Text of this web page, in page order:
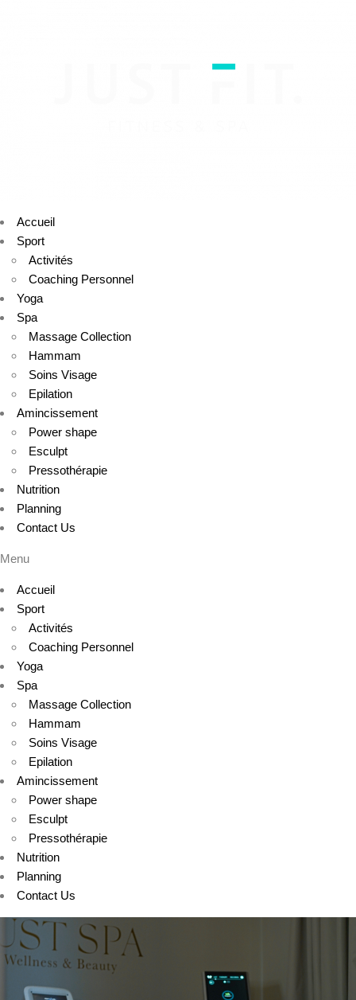
Accueil
Sport
Activités
Coaching Personnel
Yoga
Spa
Massage Collection
Hammam
Soins Visage
Epilation
Amincissement
Power shape
Esculpt
Pressothérapie
Nutrition
Planning
Contact Us
Menu
Accueil
Sport
Activités
Coaching Personnel
Yoga
Spa
Massage Collection
Hammam
Soins Visage
Epilation
Amincissement
Power shape
Esculpt
Pressothérapie
Nutrition
Planning
Contact Us